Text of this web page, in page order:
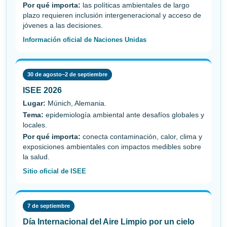
Por qué importa: las políticas ambientales de largo
plazo requieren inclusión intergeneracional y acceso de
jóvenes a las decisiones.
Información oficial de Naciones Unidas
30 de agosto–2 de septiembre
ISEE 2026
Lugar: Múnich, Alemania.
Tema: epidemiología ambiental ante desafíos globales y
locales.
Por qué importa: conecta contaminación, calor, clima y
exposiciones ambientales con impactos medibles sobre
la salud.
Sitio oficial de ISEE
7 de septiembre
Día Internacional del Aire Limpio por un cielo